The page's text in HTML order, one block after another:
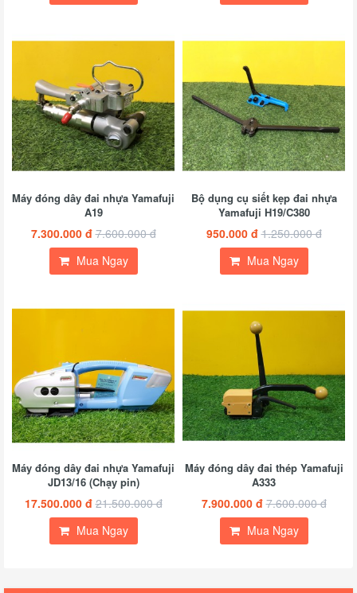
Máy đóng dây đai nhựa Yamafuji
A19
7.300.000 đ 7.600.000 đ
Mua Ngay
Bộ dụng cụ siết kẹp đai nhựa
Yamafuji H19/C380
950.000 đ 1.250.000 đ
Mua Ngay
Máy đóng dây đai nhựa Yamafuji
JD13/16 (Chạy pin)
17.500.000 đ 21.500.000 đ
Mua Ngay
Máy đóng dây đai thép Yamafuji
A333
7.900.000 đ 7.600.000 đ
Mua Ngay